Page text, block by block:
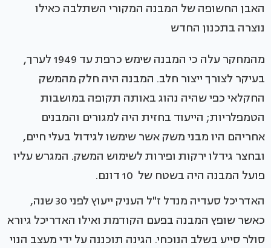
האבן החשופה של המבנה המקורי השתלבה כאילו
נוצרה בתכנון החדש
מהמחקר עלה כי המבנה שימש כרפת עד 1949 לערך,
בעיקר לצורך ייצור חלב. המבנה היה חלק מהמשק
החקלאי כפי שהיה נהוג באותה תקופה במושבות
הטמפלריות; הייעוד בחזית היה למגורים והמבנים
אחריהם היו מבני משק אשר שימשו לגידול בעלי חיים,
ובחצר גידלו ירקות ופירות לשימוש המשק. המגרש עליו
פועל המבנה היה בשטח של 10 דונם.
האדריכל סעדיה מנדל ז"ל העניק ייעוץ לפני 30 שנה,
כאשר שופץ המבנה בפעם הקודמת ואילו האדריכל גיורא
סולר סייע בשלב הנוכחי. הגינה תוכננה על ידי מעצב הנוי